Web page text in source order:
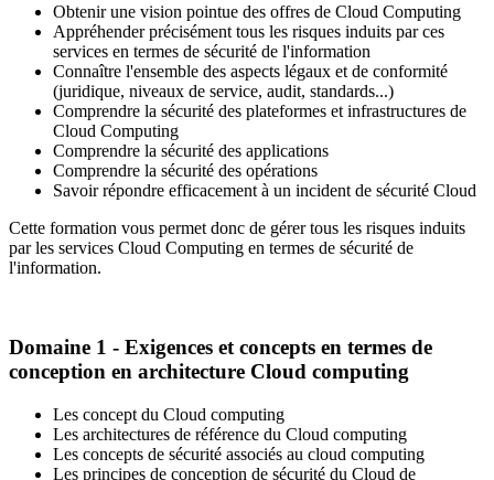
Obtenir une vision pointue des offres de Cloud Computing
Appréhender précisément tous les risques induits par ces
services en termes de sécurité de l'information
Connaître l'ensemble des aspects légaux et de conformité
(juridique, niveaux de service, audit, standards...)
Comprendre la sécurité des plateformes et infrastructures de
Cloud Computing
Comprendre la sécurité des applications
Comprendre la sécurité des opérations
Savoir répondre efficacement à un incident de sécurité Cloud
Cette formation vous permet donc de gérer tous les risques induits
par les services Cloud Computing en termes de sécurité de
l'information.
Domaine 1 - Exigences et concepts en termes de
conception en architecture Cloud computing
Les concept du Cloud computing
Les architectures de référence du Cloud computing
Les concepts de sécurité associés au cloud computing
Les principes de conception de sécurité du Cloud de